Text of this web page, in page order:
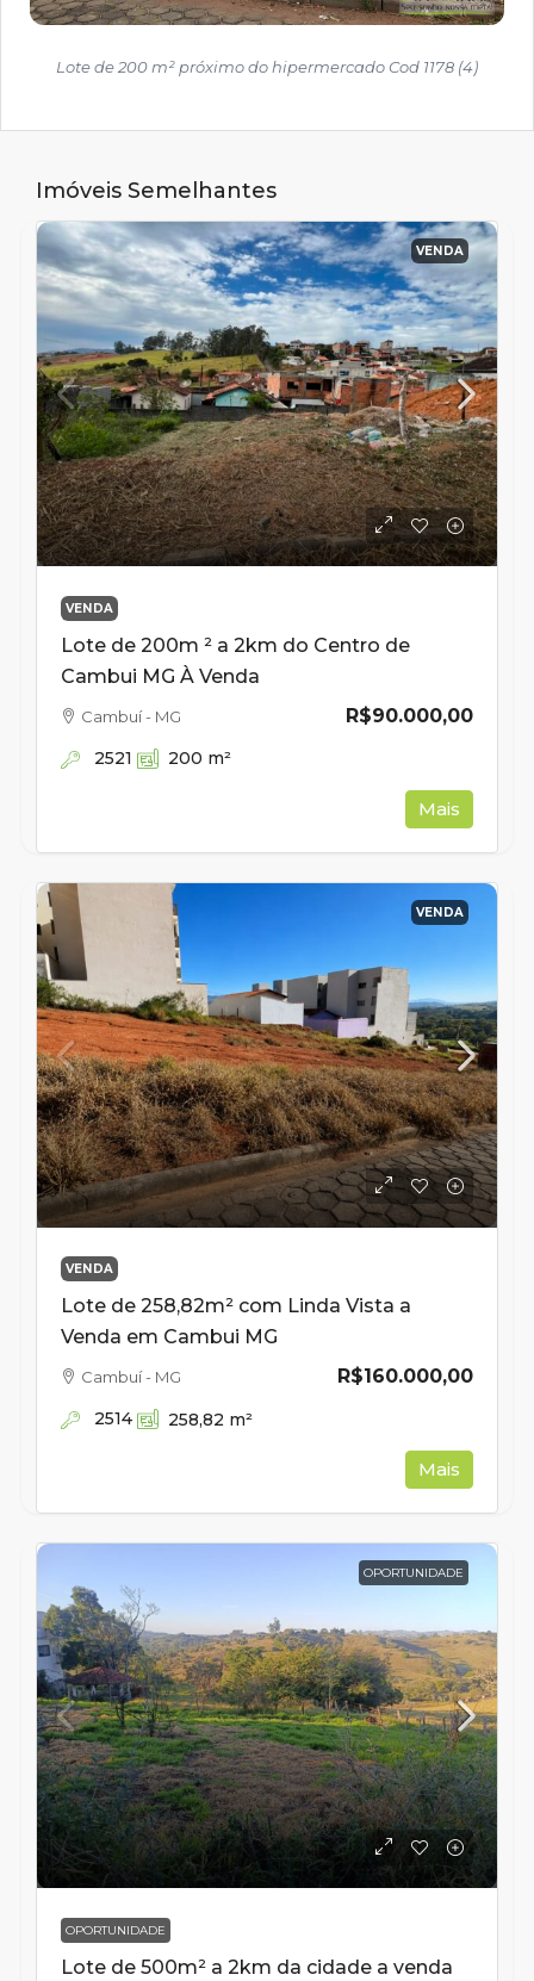
Lote de 200 m² próximo do hipermercado Cod 1178 (4)
Imóveis Semelhantes
VENDA
VENDA
Lote de 200m ² a 2km do Centro de
Cambui MG À Venda
R$90.000,00
Cambuí - MG
2521 200 m²
Mais
VENDA
VENDA
Lote de 258,82m² com Linda Vista a
Venda em Cambui MG
R$160.000,00
Cambuí - MG
2514 258,82 m²
Mais
OPORTUNIDADE
OPORTUNIDADE
Lote de 500m² a 2km da cidade a venda